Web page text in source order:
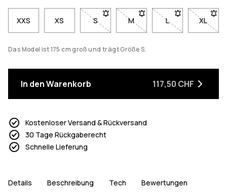
XXS XS S- Größe S nicht verfügbar. Klicke, um
M- Größe M nicht verfügbar.
L- Größe L nicht
XL
-
Das Model ist 175 cm groß und trägt Größe S.
In den Warenkorb 117,50 CHF
Kostenloser Versand & Rückversand
30 Tage Rückgaberecht
Schnelle Lieferung
Details Beschreibung Tech Bewertungen